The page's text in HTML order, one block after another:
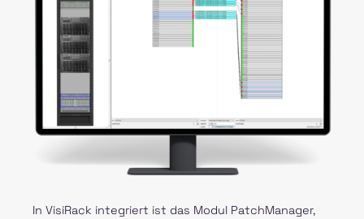
In VisiRack integriert ist das Modul PatchManager,